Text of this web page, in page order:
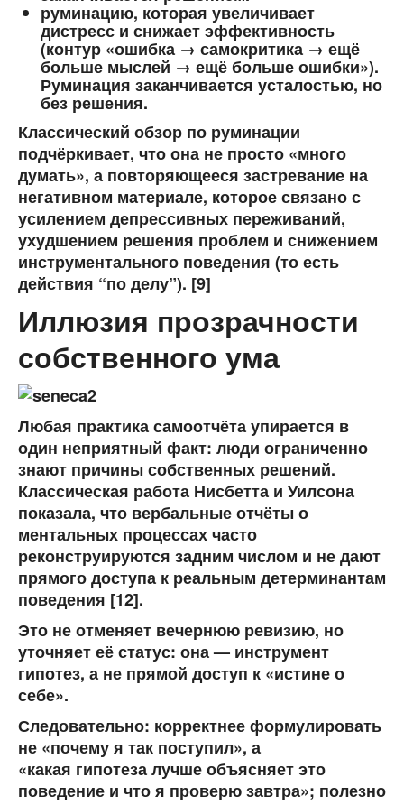
руминацию, которая увеличивает
дистресс и снижает эффективность
(контур «ошибка → самокритика → ещё
больше мыслей → ещё больше ошибки»).
Руминация заканчивается усталостью, но
без решения.
Классический обзор по руминации
подчёркивает, что она не просто «много
думать», а повторяющееся застревание на
негативном материале, которое связано с
усилением депрессивных переживаний,
ухудшением решения проблем и снижением
инструментального поведения (то есть
действия “по делу”). [9]
Иллюзия прозрачности
собственного ума
Любая практика самоотчёта упирается в
один неприятный факт: люди ограниченно
знают причины собственных решений.
Классическая работа Нисбетта и Уилсона
показала, что вербальные отчёты о
ментальных процессах часто
реконструируются задним числом и не дают
прямого доступа к реальным детерминантам
поведения [12].
Это не отменяет вечернюю ревизию, но
уточняет её статус: она — инструмент
гипотез, а не прямой доступ к «истине о
себе».
Следовательно: корректнее формулировать
не «почему я так поступил», а
«какая гипотеза лучше объясняет это
поведение и что я проверю завтра»; полезно